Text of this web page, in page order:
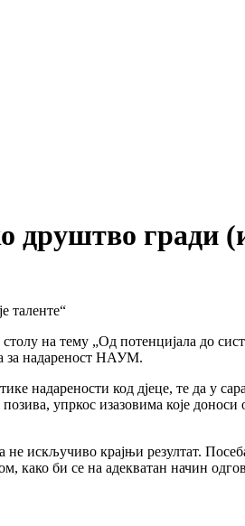
гради
таленте“
на тему „Од потенцијала до
за надареност НАУМ.
надарености код дјеце, те да у
упркос изазовима које
искључиво крајњи резултат.
како би се на адекватан начин